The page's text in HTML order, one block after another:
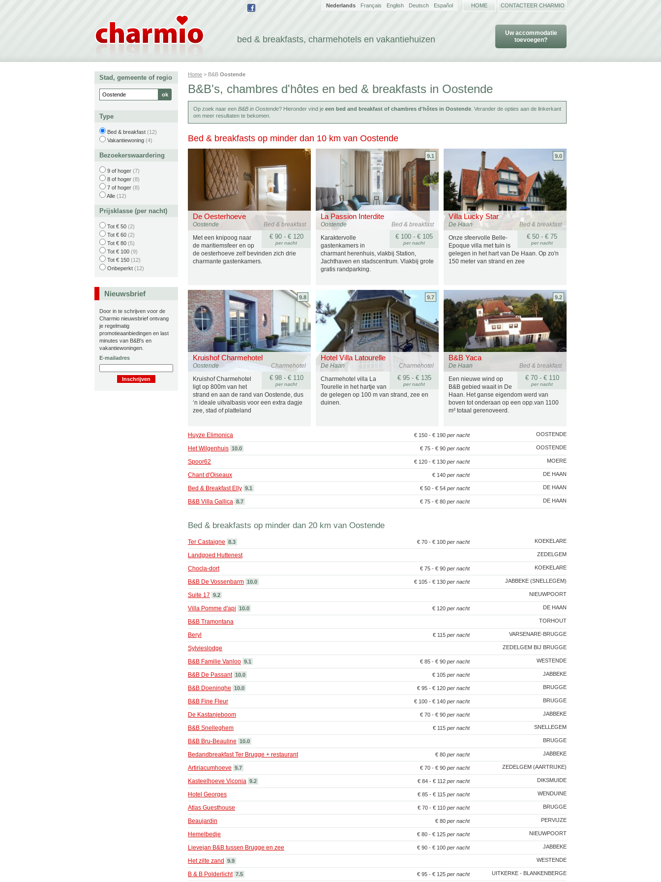
bed & breakfasts, charmehotels en vakantiehuizen
Uw accommodatie
toevoegen?
Nederlands Français English Deutsch Español HOME CONTACTEER CHARMIO
Home > B&B Oostende
B&B's, chambres d'hôtes en bed & breakfasts in Oostende
Op zoek naar een B&B in Oostende? Hieronder vind je een bed and breakfast of chambres d'hôtes in Oostende . Verander de opties aan de linkerkant
om meer resultaten te bekomen.
Bed & breakfasts op minder dan 10 km van Oostende
De Oesterhoeve
Bed & breakfast
Oostende
€ 90 - € 120
per nacht
Met een knipoog naar
de maritiemsfeer en op
de oesterhoeve zelf bevinden zich drie
charmante gastenkamers.
La Passion Interdite
Bed & breakfast
Oostende
9.1
€ 100 - € 105
per nacht
Karaktervolle
gastenkamers in
charmant herenhuis, vlakbij Station,
Jachthaven en stadscentrum. Vlakbij grote
gratis randparking.
Villa Lucky Star
Bed & breakfast
De Haan
9.0
€ 50 - € 75
per nacht
Onze sfeervolle Belle-
Epoque villa met tuin is
gelegen in het hart van De Haan. Op zo'n
150 meter van strand en zee
Kruishof Charmehotel
Charmehotel
Oostende
9.8
€ 98 - € 110
per nacht
Kruishof Charmehotel
ligt op 800m van het
strand en aan de rand van Oostende, dus
‘n ideale uitvalbasis voor een extra dagje
zee, stad of platteland
Hotel Villa Latourelle
Charmehotel
De Haan
9.7
€ 95 - € 135
per nacht
Charmehotel villa La
Tourelle in het hartje van
de gelegen op 100 m van strand, zee en
duinen.
B&B Yaca
Bed & breakfast
De Haan
9.2
€ 70 - € 110
per nacht
Een nieuwe wind op
B&B gebied waait in De
Haan. Het ganse eigendom werd van
boven tot onderaan op een opp.van 1100
m² totaal gerenoveerd.
OOSTENDE
Huyze Elimonica € 150 - € 190 per nacht
OOSTENDE
Het Wilgenhuis 10.0 € 75 - € 90 per nacht
MOERE
Spoor62 € 120 - € 130 per nacht
DE HAAN
Chant d'Oiseaux € 140 per nacht
DE HAAN
Bed & Breakfast Elly 9.1 € 50 - € 54 per nacht
DE HAAN
B&B Villa Gallica 8.7 € 75 - € 80 per nacht
Bed & breakfasts op minder dan 20 km van Oostende
KOEKELARE
Ter Castaigne 8.3 € 70 - € 100 per nacht
ZEDELGEM
Landgoed Huttenest
KOEKELARE
Chocla-dort € 75 - € 90 per nacht
JABBEKE (SNELLEGEM)
B&B De Vossenbarm 10.0 € 105 - € 130 per nacht
NIEUWPOORT
Suite 17 9.2
DE HAAN
Villa Pomme d'api 10.0 € 120 per nacht
TORHOUT
B&B Tramontana
VARSENARE-BRUGGE
Beryl € 115 per nacht
ZEDELGEM BIJ BRUGGE
Sylvieslodge
WESTENDE
B&B Familie Vanloo 9.1 € 85 - € 90 per nacht
JABBEKE
B&B De Passant 10.0 € 105 per nacht
BRUGGE
B&B Doeninghe 10.0 € 95 - € 120 per nacht
BRUGGE
B&B Fine Fleur € 100 - € 140 per nacht
JABBEKE
De Kastanjeboom € 70 - € 90 per nacht
SNELLEGEM
B&B Snelleghem € 115 per nacht
BRUGGE
B&B Bru-Beauline 10.0
JABBEKE
Bedandbreakfast Ter Brugge + restaurant € 80 per nacht
ZEDELGEM (AARTRIJKE)
Artiriacumhoeve 9.7 € 70 - € 90 per nacht
DIKSMUIDE
Kasteelhoeve Viconia 9.2 € 84 - € 112 per nacht
WENDUINE
Hotel Georges € 85 - € 115 per nacht
BRUGGE
Atlas Guesthouse € 70 - € 110 per nacht
PERVIJZE
Beaujardin € 80 per nacht
NIEUWPOORT
Hemelbedje € 80 - € 125 per nacht
JABBEKE
Lievejan B&B tussen Brugge en zee € 90 - € 100 per nacht
WESTENDE
Het zilte zand 9.9
UITKERKE - BLANKENBERGE
B & B Polderlicht 7.5 € 95 - € 125 per nacht
Stad, gemeente of regio
Type
Bed & breakfast (12)
Vakantiewoning (4)
Bezoekerswaardering
9 of hoger (7)
8 of hoger (8)
7 of hoger (8)
Alle (12)
Prijsklasse (per nacht)
Tot € 50 (2)
Tot € 60 (2)
Tot € 80 (5)
Tot € 100 (9)
Tot € 150 (12)
Onbeperkt (12)
Nieuwsbrief
Door in te schrijven voor de
Charmio nieuwsbrief ontvang
je regelmatig
promotieaanbiedingen en last
minutes van B&B's en
vakantiewoningen.
E-mailadres